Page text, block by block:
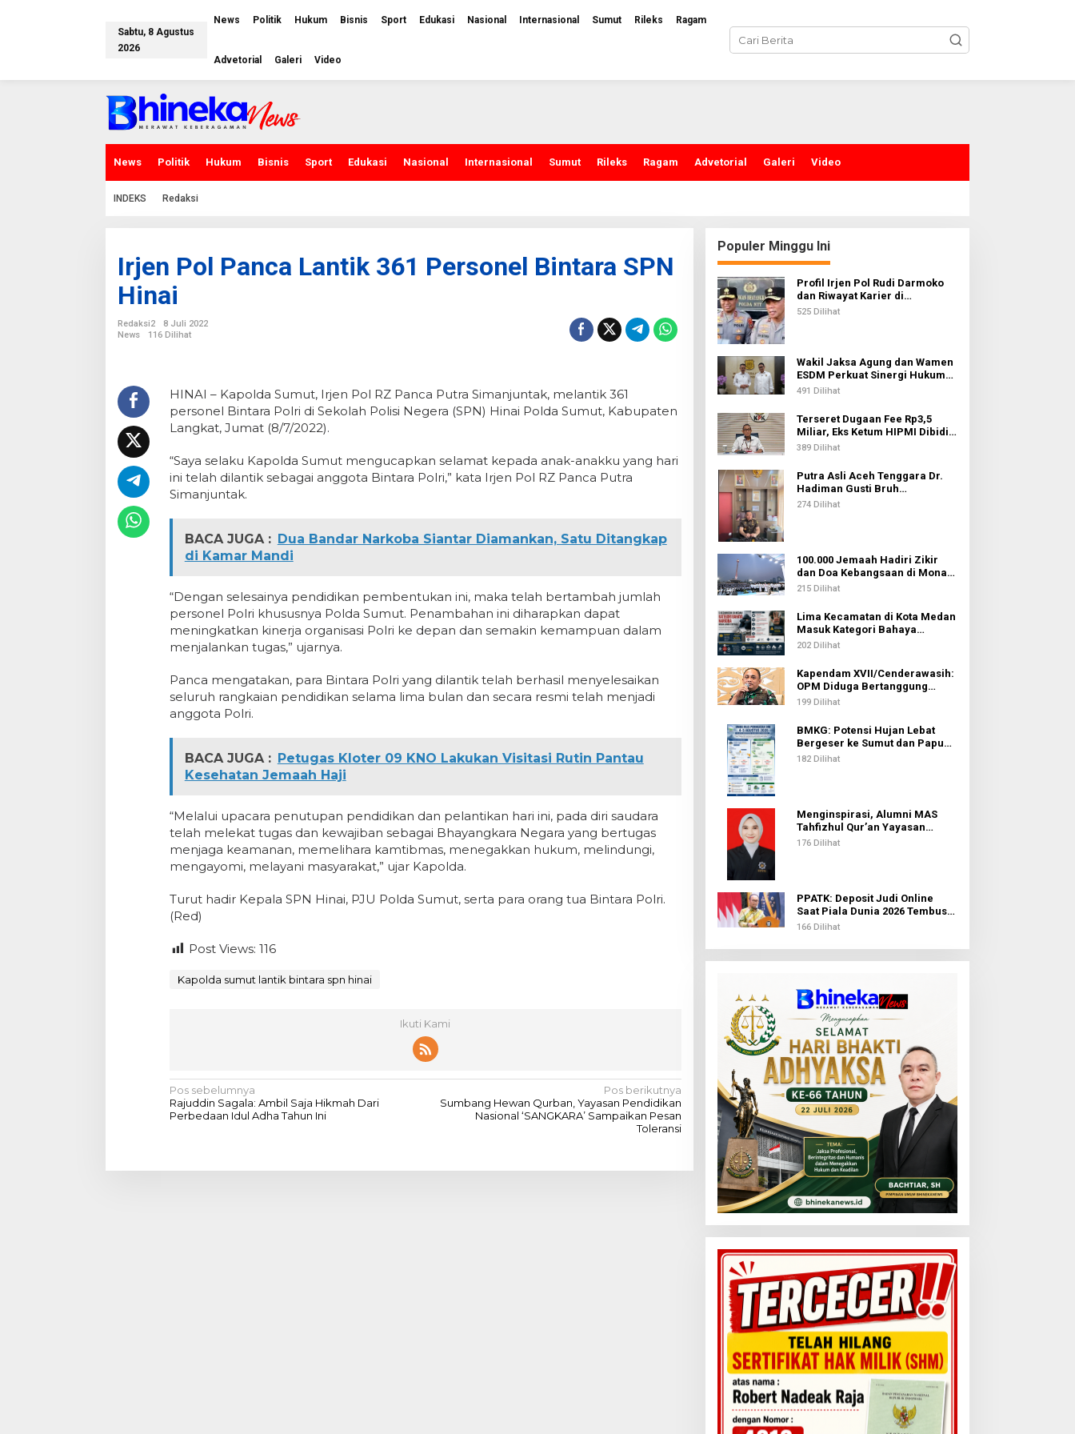
k
Sabtu, 8 Agustus
2026
News Politik Hukum Bisnis Sport Edukasi Nasional Internasional Sumut Rileks Ragam
Advetorial Galeri Video
News Politik Hukum Bisnis Sport Edukasi Nasional Internasional Sumut Rileks Ragam Advetorial Galeri Video
INDEKS Redaksi
Irjen Pol Panca Lantik 361 Personel Bintara SPN
Hinai
Redaksi2
8 Juli 2022
News
116 Dilihat
HINAI – Kapolda Sumut, Irjen Pol RZ Panca Putra Simanjuntak, melantik 361
personel Bintara Polri di Sekolah Polisi Negera (SPN) Hinai Polda Sumut, Kabupaten
Langkat, Jumat (8/7/2022).
“Saya selaku Kapolda Sumut mengucapkan selamat kepada anak-anakku yang hari
ini telah dilantik sebagai anggota Bintara Polri,” kata Irjen Pol RZ Panca Putra
Simanjuntak.
BACA JUGA : Dua Bandar Narkoba Siantar Diamankan, Satu Ditangkap
di Kamar Mandi
“Dengan selesainya pendidikan pembentukan ini, maka telah bertambah jumlah
personel Polri khususnya Polda Sumut. Penambahan ini diharapkan dapat
meningkatkan kinerja organisasi Polri ke depan dan semakin kemampuan dalam
menjalankan tugas,” ujarnya.
Panca mengatakan, para Bintara Polri yang dilantik telah berhasil menyelesaikan
seluruh rangkaian pendidikan selama lima bulan dan secara resmi telah menjadi
anggota Polri.
BACA JUGA : Petugas Kloter 09 KNO Lakukan Visitasi Rutin Pantau
Kesehatan Jemaah Haji
“Melalui upacara penutupan pendidikan dan pelantikan hari ini, pada diri saudara
telah melekat tugas dan kewajiban sebagai Bhayangkara Negara yang bertugas
menjaga keamanan, memelihara kamtibmas, menegakkan hukum, melindungi,
mengayomi, melayani masyarakat,” ujar Kapolda.
Turut hadir Kepala SPN Hinai, PJU Polda Sumut, serta para orang tua Bintara Polri.
(Red)
Post Views: 116
Kapolda sumut lantik bintara spn hinai
Ikuti Kami
N
a
Pos sebelumnya
Rajuddin Sagala: Ambil Saja Hikmah Dari
Perbedaan Idul Adha Tahun Ini
Pos berikutnya
Sumbang Hewan Qurban, Yayasan Pendidikan
Nasional ‘SANGKARA’ Sampaikan Pesan
Toleransi
Populer Minggu Ini
Profil Irjen Pol Rudi Darmoko
dan Riwayat Karier di
Kepolisian
525 Dilihat
Wakil Jaksa Agung dan Wamen
ESDM Perkuat Sinergi Hukum
untuk Kawal Sektor Energi
491 Dilihat
Terseret Dugaan Fee Rp3,5
Miliar, Eks Ketum HIPMI Dibidik
KPK
389 Dilihat
Putra Asli Aceh Tenggara Dr.
Hadiman Gusti Bruh
Diamanahkan sebagai Kajari
274 Dilihat
100.000 Jemaah Hadiri Zikir
dan Doa Kebangsaan di Monas,
Wujud Syukur atas
215 Dilihat
Lima Kecamatan di Kota Medan
Masuk Kategori Bahaya
Narkoba, Medan Johor
202 Dilihat
Kapendam XVII/Cenderawasih:
OPM Diduga Bertanggung
Jawab atas Penembakan Lima
199 Dilihat
BMKG: Potensi Hujan Lebat
Bergeser ke Sumut dan Papua
Pegunungan pada 5 Agustus
182 Dilihat
Menginspirasi, Alumni MAS
Tahfizhul Qur’an Yayasan
Islamic Centre Sumut Raih
176 Dilihat
PPATK: Deposit Judi Online
Saat Piala Dunia 2026 Tembus
Rp1,02 Triliun, QRIS Jadi Kanal
166 Dilihat